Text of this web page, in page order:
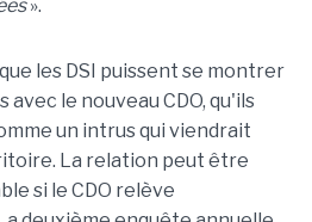
».
les DSI puissent se montrer
le nouveau CDO, qu'ils
un intrus qui viendrait
La relation peut être
si le CDO relève